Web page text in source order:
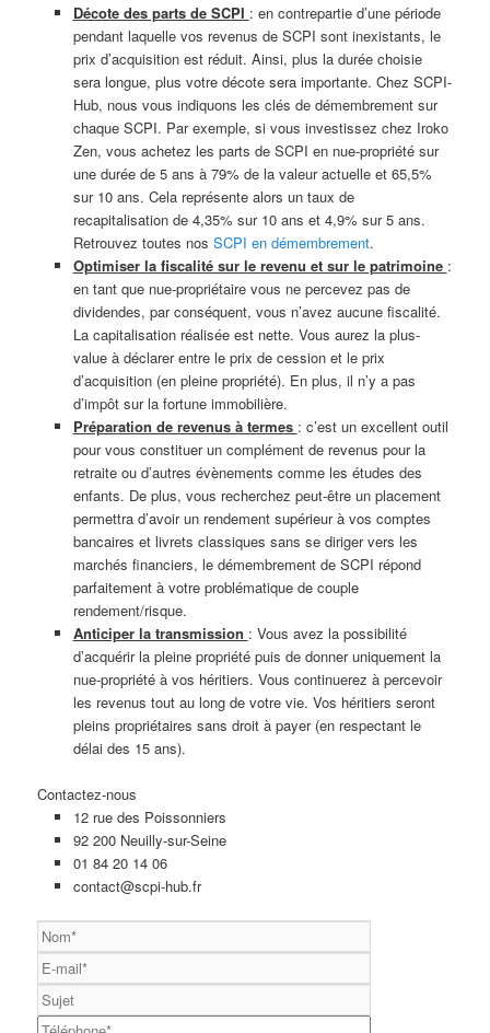
Décote des parts de SCPI : en contrepartie d’une période
pendant laquelle vos revenus de SCPI sont inexistants, le
prix d’acquisition est réduit. Ainsi, plus la durée choisie
sera longue, plus votre décote sera importante. Chez SCPI-
Hub, nous vous indiquons les clés de démembrement sur
chaque SCPI. Par exemple, si vous investissez chez Iroko
Zen, vous achetez les parts de SCPI en nue-propriété sur
une durée de 5 ans à 79% de la valeur actuelle et 65,5%
sur 10 ans. Cela représente alors un taux de
recapitalisation de 4,35% sur 10 ans et 4,9% sur 5 ans.
Retrouvez toutes nos SCPI en démembrement.
Optimiser la fiscalité sur le revenu et sur le patrimoine :
en tant que nue-propriétaire vous ne percevez pas de
dividendes, par conséquent, vous n’avez aucune fiscalité.
La capitalisation réalisée est nette. Vous aurez la plus-
value à déclarer entre le prix de cession et le prix
d’acquisition (en pleine propriété). En plus, il n’y a pas
d’impôt sur la fortune immobilière.
Préparation de revenus à termes : c’est un excellent outil
pour vous constituer un complément de revenus pour la
retraite ou d’autres évènements comme les études des
enfants. De plus, vous recherchez peut-être un placement
permettra d’avoir un rendement supérieur à vos comptes
bancaires et livrets classiques sans se diriger vers les
marchés financiers, le démembrement de SCPI répond
parfaitement à votre problématique de couple
rendement/risque.
Anticiper la transmission : Vous avez la possibilité
d’acquérir la pleine propriété puis de donner uniquement la
nue-propriété à vos héritiers. Vous continuerez à percevoir
les revenus tout au long de votre vie. Vos héritiers seront
pleins propriétaires sans droit à payer (en respectant le
délai des 15 ans).
Contactez-nous
12 rue des Poissonniers
92 200 Neuilly-sur-Seine
01 84 20 14 06
contact@scpi-hub.fr